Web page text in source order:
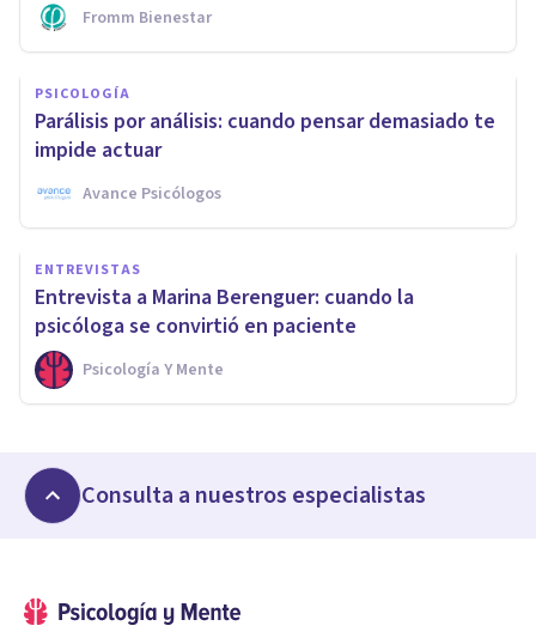
Fromm Bienestar
PSICOLOGÍA
Parálisis por análisis: cuando pensar demasiado te
impide actuar
Avance Psicólogos
ENTREVISTAS
Entrevista a Marina Berenguer: cuando la
psicóloga se convirtió en paciente
Psicología Y Mente
Consulta a nuestros especialistas